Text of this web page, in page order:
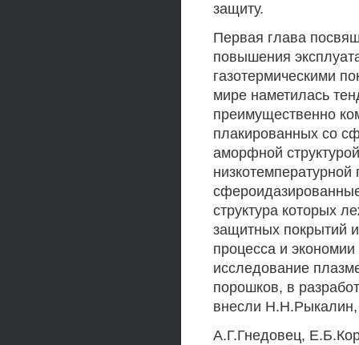
защиту.
Первая глава
повышения
газотермическими
мире наметилась
преимущественно
плакированных со
аморфной
структура которых
защитных покрытий
процесса и
исследование
порошков, в
внесли
А.Г.Гнедовец,